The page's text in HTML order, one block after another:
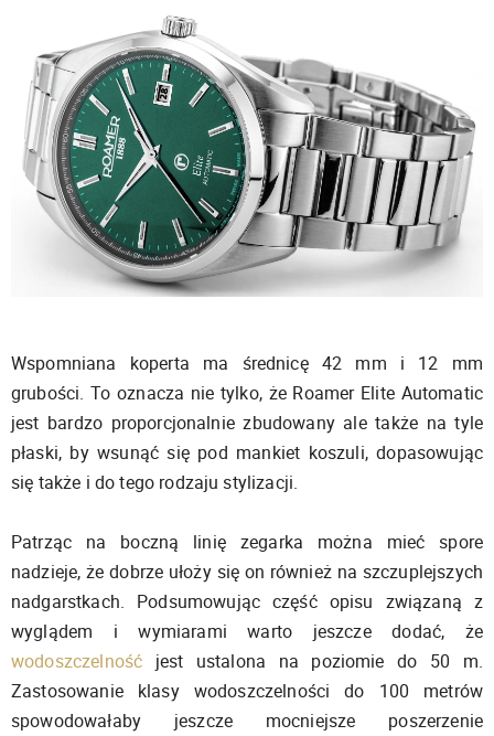
Wspomniana koperta ma średnicę 42 mm i 12 mm
grubości. To oznacza nie tylko, że Roamer Elite Automatic
jest bardzo proporcjonalnie zbudowany ale także na tyle
płaski, by wsunąć się pod mankiet koszuli, dopasowując
się także i do tego rodzaju stylizacji.
Patrząc na boczną linię zegarka można mieć spore
nadzieje, że dobrze ułoży się on również na szczuplejszych
nadgarstkach. Podsumowując część opisu związaną z
wyglądem i wymiarami warto jeszcze dodać, że
wodoszczelność jest ustalona na poziomie do 50 m.
Zastosowanie klasy wodoszczelności do 100 metrów
spowodowałaby jeszcze mocniejsze poszerzenie